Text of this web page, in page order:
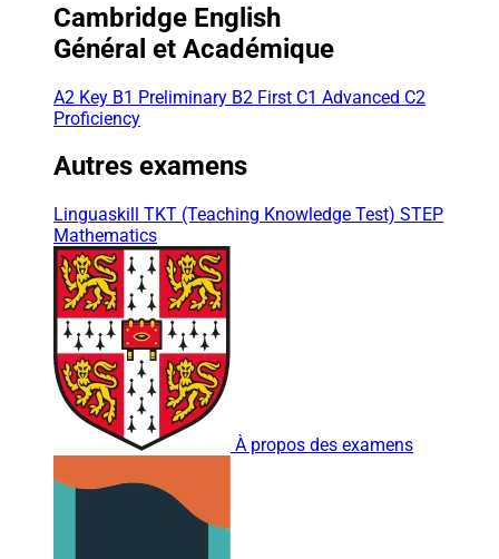
Cambridge English
Général et Académique
A2 Key B1 Preliminary B2 First C1 Advanced C2
Proficiency
Autres examens
Linguaskill TKT (Teaching Knowledge Test) STEP
Mathematics
À propos des examens